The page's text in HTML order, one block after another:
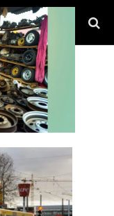
5)